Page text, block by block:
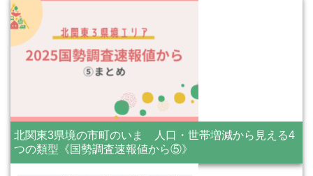
北関東3県境の市町のいま 人口・世帯増減から見える4
つの類型《国勢調査速報値から⑤》